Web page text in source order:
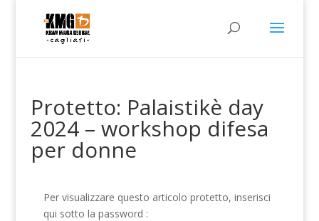
Protetto: Palaistikè day
2024 – workshop difesa
per donne
Per visualizzare questo articolo protetto, inserisci
qui sotto la password :